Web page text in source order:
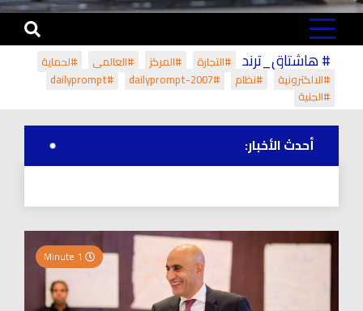
# هاشتاق_ترند #التجارة #المركز #العالمي
#لحماية
#الالكترونية
#نظام #dailyprompt-2007
#dailyprompt
#الجنية
أحدث الأخبار: